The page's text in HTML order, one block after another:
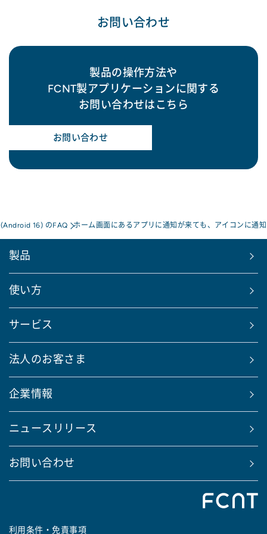
お問い合わせ
製品の操作方法や
FCNT製アプリケーションに関する
お問い合わせはこちら
お問い合わせ
16) のFAQ ホーム画面にあるアプリに通知が来ても、アイコンに通
製品
使い方
サービス
法人のお客さま
企業情報
ニュースリリース
お問い合わせ
利用条件・免責事項